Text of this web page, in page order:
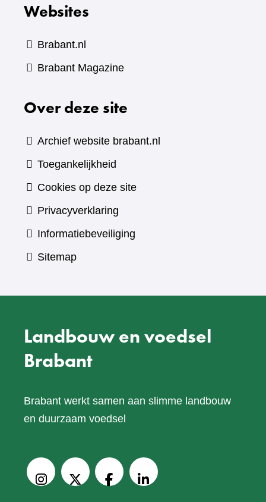
Websites
Brabant.nl
Brabant Magazine(verwijst
een
website)
Over deze site
Archief website brabant.nl
Toegankelijkheid
Cookies op deze site
Privacyverklaring
Informatiebeveiliging
Sitemap
Landbouw en voedsel
Brabant
Brabant werkt samen aan slimme landbouw
en duurzaam voedsel